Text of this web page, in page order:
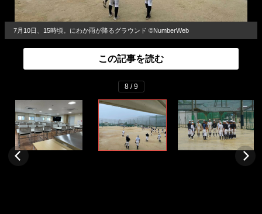
7月10日、15時頃。にわか雨が降るグラウンド ©NumberWeb
この記事を読む
8 / 9